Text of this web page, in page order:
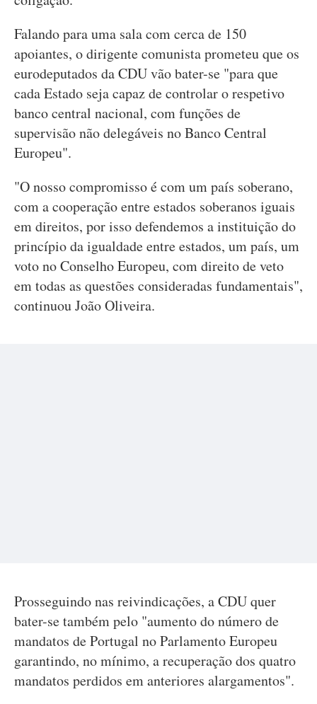
Falando para uma sala com cerca de 150
apoiantes, o dirigente comunista prometeu que os
eurodeputados da CDU vão bater-se "para que
cada Estado seja capaz de controlar o respetivo
banco central nacional, com funções de
supervisão não delegáveis no Banco Central
Europeu".
"O nosso compromisso é com um país soberano,
com a cooperação entre estados soberanos iguais
em direitos, por isso defendemos a instituição do
princípio da igualdade entre estados, um país, um
voto no Conselho Europeu, com direito de veto
em todas as questões consideradas fundamentais",
continuou João Oliveira.
Prosseguindo nas reivindicações, a CDU quer
bater-se também pelo "aumento do número de
mandatos de Portugal no Parlamento Europeu
garantindo, no mínimo, a recuperação dos quatro
mandatos perdidos em anteriores alargamentos".